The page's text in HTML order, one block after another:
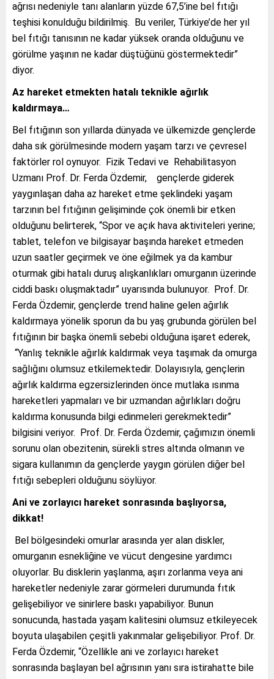
ağrısı nedeniyle tanı alanların yüzde 67,5’ine bel fıtığı
teşhisi konulduğu bildirilmiş. Bu veriler, Türkiye’de her yıl
bel fıtığı tanısının ne kadar yüksek oranda olduğunu ve
görülme yaşının ne kadar düştüğünü göstermektedir”
diyor.
Az hareket etmekten hatalı teknikle ağırlık
kaldırmaya…
Bel fıtığının son yıllarda dünyada ve ülkemizde gençlerde
daha sık görülmesinde modern yaşam tarzı ve çevresel
faktörler rol oynuyor. Fizik Tedavi ve Rehabilitasyon
Uzmanı Prof. Dr. Ferda Özdemir,
gençlerde giderek
yaygınlaşan daha az hareket etme şeklindeki yaşam
tarzının bel fıtığının gelişiminde çok önemli bir etken
olduğunu belirterek, “Spor ve açık hava aktiviteleri yerine;
tablet, telefon ve bilgisayar başında hareket etmeden
uzun saatler geçirmek ve öne eğilmek ya da kambur
oturmak gibi hatalı duruş alışkanlıkları omurganın üzerinde
ciddi baskı oluşmaktadır” uyarısında bulunuyor. Prof. Dr.
Ferda Özdemir, gençlerde trend haline gelen ağırlık
kaldırmaya yönelik sporun da bu yaş grubunda görülen bel
fıtığının bir başka önemli sebebi olduğuna işaret ederek,
“Yanlış teknikle ağırlık kaldırmak veya taşımak da omurga
sağlığını olumsuz etkilemektedir. Dolayısıyla, gençlerin
ağırlık kaldırma egzersizlerinden önce mutlaka ısınma
hareketleri yapmaları ve bir uzmandan ağırlıkları doğru
kaldırma konusunda bilgi edinmeleri gerekmektedir”
bilgisini veriyor. Prof. Dr. Ferda Özdemir, çağımızın önemli
sorunu olan obezitenin, sürekli stres altında olmanın ve
sigara kullanımın da gençlerde yaygın görülen diğer bel
fıtığı sebepleri olduğunu söylüyor.
Ani ve zorlayıcı hareket sonrasında başlıyorsa,
dikkat!
Bel bölgesindeki omurlar arasında yer alan diskler,
omurganın esnekliğine ve vücut dengesine yardımcı
oluyorlar. Bu disklerin yaşlanma, aşırı zorlanma veya ani
hareketler nedeniyle zarar görmeleri durumunda fıtık
gelişebiliyor ve sinirlere baskı yapabiliyor. Bunun
sonucunda, hastada yaşam kalitesini olumsuz etkileyecek
boyuta ulaşabilen çeşitli yakınmalar gelişebiliyor. Prof. Dr.
Ferda Özdemir, “Özellikle ani ve zorlayıcı hareket
sonrasında başlayan bel ağrısının yanı sıra istirahatte bile